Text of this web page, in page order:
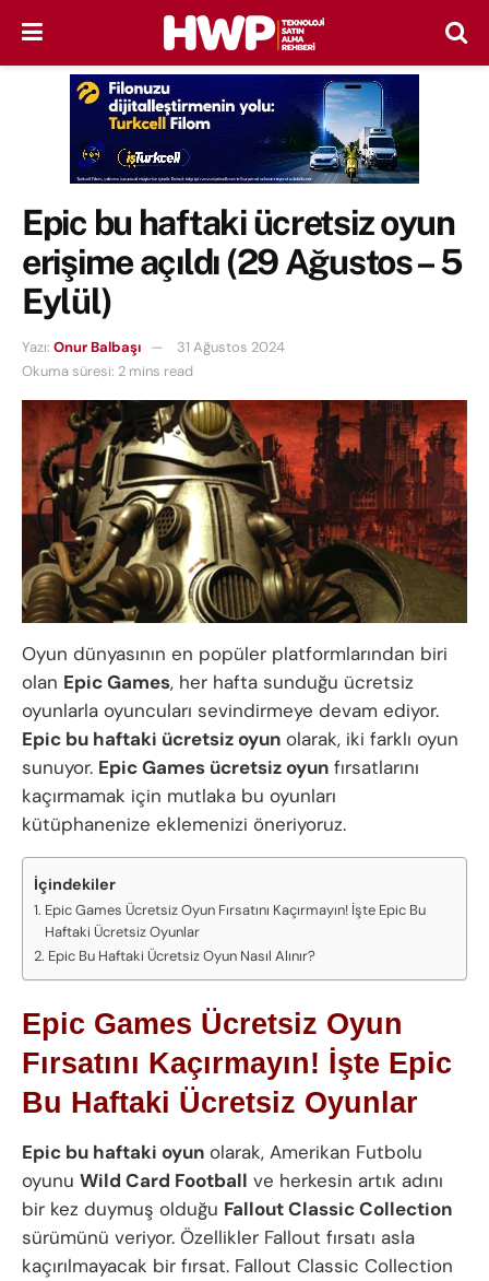
Epic bu haftaki ücretsiz oyun
erişime açıldı (29 Ağustos – 5
Eylül)
Yazı: Onur Balbaşı
31 Ağustos 2024
Okuma süresi: 2 mins read
Oyun dünyasının en popüler platformlarından biri
olan Epic Games, her hafta sunduğu ücretsiz
oyunlarla oyuncuları sevindirmeye devam ediyor.
Epic bu haftaki ücretsiz oyun olarak, iki farklı oyun
sunuyor. Epic Games ücretsiz oyun fırsatlarını
kaçırmamak için mutlaka bu oyunları
kütüphanenize eklemenizi öneriyoruz.
İçindekiler
Epic Games Ücretsiz Oyun Fırsatını Kaçırmayın! İşte Epic Bu
Haftaki Ücretsiz Oyunlar
Epic Bu Haftaki Ücretsiz Oyun Nasıl Alınır?
Epic Games Ücretsiz Oyun
Fırsatını Kaçırmayın! İşte Epic
Bu Haftaki Ücretsiz Oyunlar
Epic bu haftaki oyun olarak, Amerikan Futbolu
oyunu Wild Card Football ve herkesin artık adını
bir kez duymuş olduğu Fallout Classic Collection
sürümünü veriyor. Özellikler Fallout fırsatı asla
kaçırılmayacak bir fırsat. Fallout Classic Collection